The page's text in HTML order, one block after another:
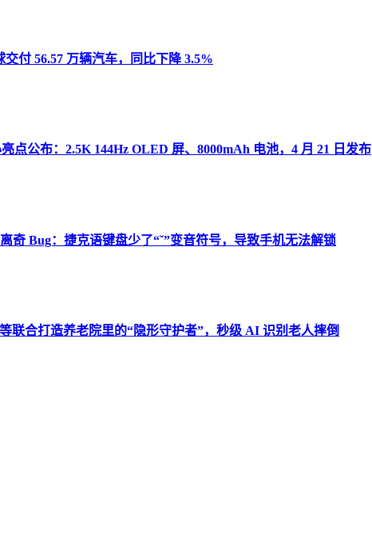
付 56.57 万辆汽车，同比下降 3.5%
点公布：2.5K 144Hz OLED 屏、8000mAh 电池，4 月 21 日发布
奇 Bug：捷克语键盘少了“ˇ”变音符号，导致手机无法解锁
联合打造养老院里的“隐形守护者”，秒级 AI 识别老人摔倒